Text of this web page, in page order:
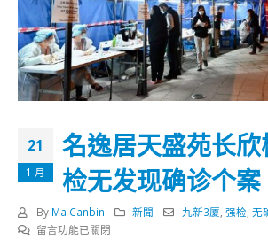
21
1 月
名逸居天盛苑长
检无发现确诊个案
By Ma Canbin 新聞 九新3厦 ,强检 ,无
在
留言功能已關閉